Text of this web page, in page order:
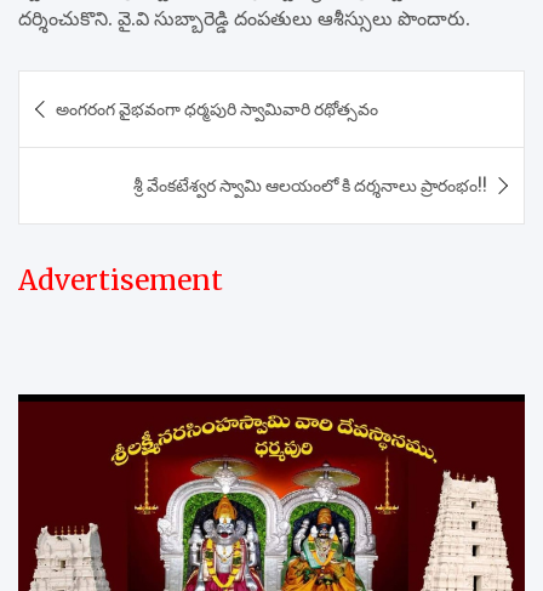
దర్శించుకొని. వై.వి సుబ్బారెడ్డి దంపతులు ఆశీస్సులు పొందారు.
navigation
అంగరంగ వైభవంగా ధర్మపురి స్వామివారి రథోత్సవం
శ్రీ వేంకటేశ్వర స్వామి ఆలయంలో కి దర్శనాలు ప్రారంభం!!
Advertisement